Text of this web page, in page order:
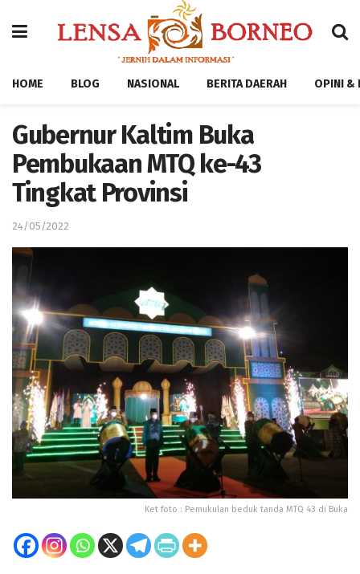
HOME BLOG NASIONAL BERITA DAERAH OPINI &
Gubernur Kaltim Buka
Pembukaan MTQ ke-43
Tingkat Provinsi
24/05/2022
Ket foto : Pemukulan beduk tanda MTQ 43 di Buka